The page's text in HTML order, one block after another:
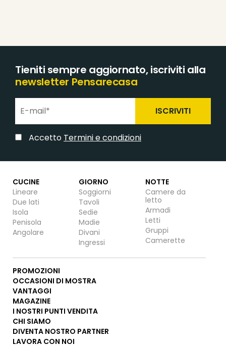
Tieniti sempre aggiornato, iscriviti alla
newsletter Pensarecasa
ISCRIVITI
Accetto Termini e condizioni
CUCINE
Lineare
Due lati
Isola
Penisola
Angolare
GIORNO
Soggiorni
Tavoli
Sedie
Madie
Divani
Ingressi
NOTTE
Camere da
letto
Armadi
Letti
Gruppi
Camerette
PROMOZIONI
OCCASIONI DI MOSTRA
VANTAGGI
MAGAZINE
I NOSTRI PUNTI VENDITA
CHI SIAMO
DIVENTA NOSTRO PARTNER
LAVORA CON NOI